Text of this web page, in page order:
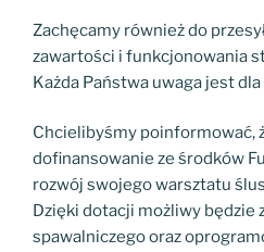
Zachęcamy również do
zawartości i funkcjonowania
Każda Państwa uwaga jest
Chcielibyśmy poinformować,
dofinansowanie ze środków
rozwój swojego warsztatu
Dzięki dotacji możliwy będzie
spawalniczego oraz